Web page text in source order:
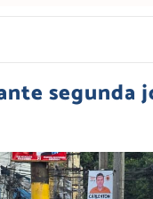
segunda